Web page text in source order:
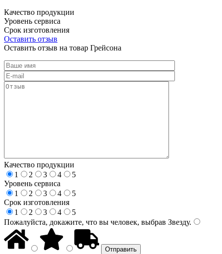
Качество продукции
Уровень сервиса
Срок изготовления
Оставить отзыв
Оставить отзыв на товар Грейсона
Качество продукции
1
2 3 4
5
Уровень сервиса
1
2 3 4
5
Срок изготовления
1
2 3 4
5
Пожалуйста, докажите, что вы человек, выбрав Звезду.